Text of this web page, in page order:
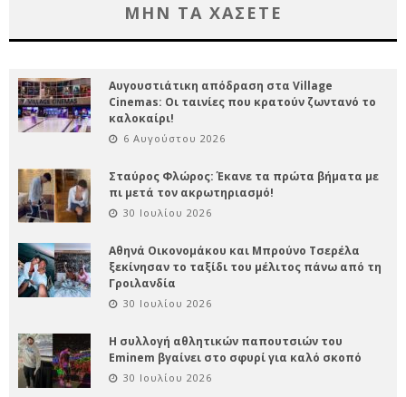
ΜΗΝ ΤΑ ΧΑΣΕΤΕ
Αυγουστιάτικη απόδραση στα Village
Cinemas: Οι ταινίες που κρατούν ζωντανό το
καλοκαίρι!
6 Αυγούστου 2026
Σταύρος Φλώρος: Έκανε τα πρώτα βήματα με
πι μετά τον ακρωτηριασμό!
30 Ιουλίου 2026
Αθηνά Οικονομάκου και Μπρούνο Τσερέλα
ξεκίνησαν το ταξίδι του μέλιτος πάνω από τη
Γροιλανδία
30 Ιουλίου 2026
Η συλλογή αθλητικών παπουτσιών του
Eminem βγαίνει στο σφυρί για καλό σκοπό
30 Ιουλίου 2026